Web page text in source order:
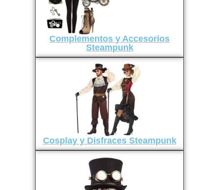
Complementos y Accesorios
Steampunk
Cosplay y Disfraces Steampunk